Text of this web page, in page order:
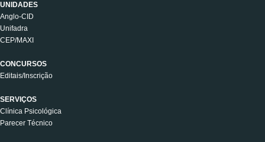
UNIDADES
Anglo-CID
Unifadra
CEP/MAXI
CONCURSOS
Editais/Inscrição
SERVIÇOS
Clínica Psicológica
Parecer Técnico